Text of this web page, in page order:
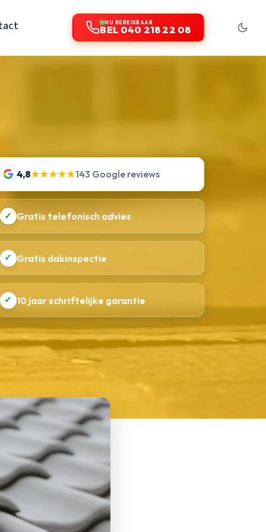
NU BEREIKBAAR
BEL 040 218 22 08
4,8★★★★★143 Google reviews
✓ Gratis telefonisch advies
✓ Gratis dakinspectie
✓ 10 jaar schriftelijke garantie